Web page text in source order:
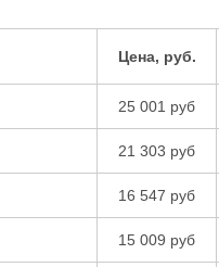
Цена, руб.
25 001 руб
21 303 руб
16 547 руб
15 009 руб